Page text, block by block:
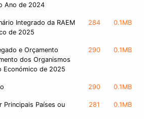
Ano de 2024
Integrado da RAEM
de 2025
284 0.1MB
e Orçamento
dos Organismos
Económico de 2025
290 0.1MB
290 0.1MB
Principais Países ou
281 0.1MB